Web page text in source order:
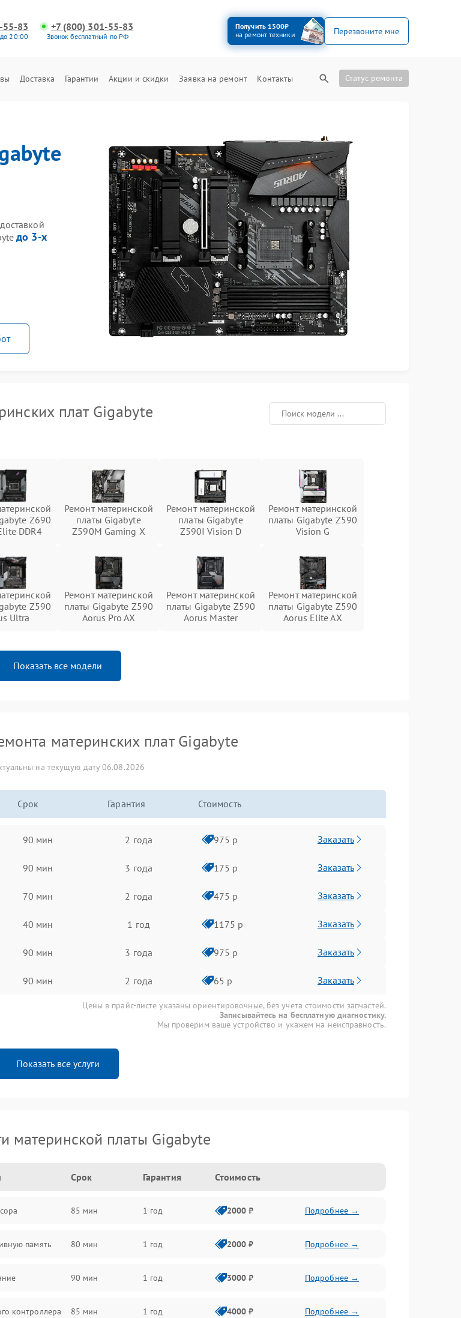
55-83
20:00
+7 (800) 301-55-83
Звонок бесплатный по РФ
Получить 1500₽
на ремонт техники
Перезвоните мне
Доставка Гарантии Акции и скидки Заявка на ремонт Контакты Статус ремонта
до 3-х
плат Gigabyte
Z690
DDR4
Ремонт материнской
платы Gigabyte
Z590M Gaming X
Ремонт материнской
платы Gigabyte
Z590I Vision D
Ремонт материнской
платы Gigabyte Z590
Vision G
Z590
Ultra
Ремонт материнской
платы Gigabyte Z590
Aorus Pro AX
Ремонт материнской
платы Gigabyte Z590
Aorus Master
Ремонт материнской
платы Gigabyte Z590
Aorus Elite AX
Показать все модели
материнских плат Gigabyte
на текущую дату 06.08.2026
Срок Гарантия Стоимость
90 мин 2 года 975 р Заказать
90 мин 3 года 175 р Заказать
70 мин 2 года 475 р Заказать
40 мин 1 год 1175 р Заказать
90 мин 3 года 975 р Заказать
90 мин 2 года 65 р Заказать
Цены в прайс-листе указаны ориентировочные, без учета стоимости запчастей.
Записывайтесь на бесплатную диагностику.
Мы проверим ваше устройство и укажем на неисправность.
Показать все услуги
материнской платы Gigabyte
Срок Гарантия Стоимость
85 мин 1 год 2000 ₽ Подробнее →
память 80 мин 1 год 2000 ₽ Подробнее →
90 мин 1 год 3000 ₽ Подробнее →
контроллера 85 мин 1 год 4000 ₽ Подробнее →